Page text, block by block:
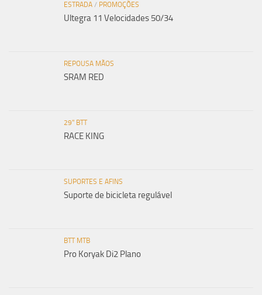
ESTRADA / PROMOÇÕES
Ultegra 11 Velocidades 50/34
REPOUSA MÃOS
SRAM RED
29" BTT
RACE KING
SUPORTES E AFINS
Suporte de bicicleta regulável
BTT MTB
Pro Koryak Di2 Plano